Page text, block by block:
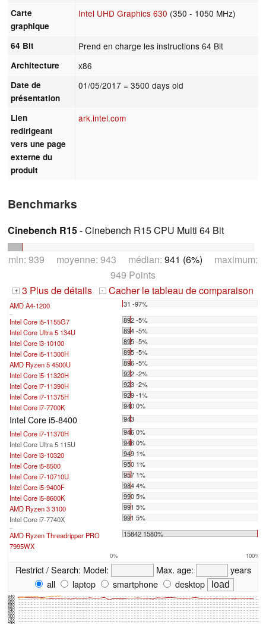
Carte
graphique
Intel UHD Graphics 630 (350 - 1050 MHz)
64 Bit Prend en charge les instructions 64 Bit
Architecture x86
Date de
présentation
01/05/2017 = 3500 days old
Lien
redirigeant
vers une page
externe du
produit
ark.intel.com
Benchmarks
Cinebench R15- Cinebench R15 CPU Multi 64 Bit
min: 939 moyenne: 943 médian: 941 (6%) maximum:
949 Points
+ 3 Plus de détails - Cacher le tableau de comparaison
AMD A4-1200 31 -97%
Intel Core i5-1155G7
892 -5%
Intel Core Ultra 5 134U
894 -5%
Intel Core i3-10100
895 -5%
Intel Core i5-11300H
895 -5%
AMD Ryzen 5 4500U
896 -5%
Intel Core i5-11320H
922 -2%
Intel Core i7-11390H
923 -2%
Intel Core i7-11375H
929 -1%
Intel Core i7-7700K
940 0%
Intel Core i5-8400
943
Intel Core i7-11370H
946 0%
Intel Core Ultra 5 115U
946 0%
Intel Core i3-10320
949 1%
Intel Core i5-8500
950 1%
Intel Core i7-10710U
957 1%
Intel Core i5-9400F
984 4%
Intel Core i5-8600K
990 5%
AMD Ryzen 3 3100
991 5%
Intel Core i7-7740X
991 5%
AMD Ryzen Threadripper PRO
7995WX
15842 1580%
0% 100%
Restrict / Search: Model: Max. age:
years
all
laptop smartphone desktop
760
780
800
820
840
860
880
900
920
940